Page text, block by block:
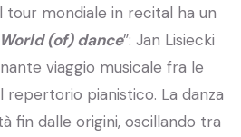
tour mondiale in recital ha un
World (of) dance”: Jan Lisiecki
viaggio musicale fra le
repertorio pianistico. La danza
fin dalle origini, oscillando tra